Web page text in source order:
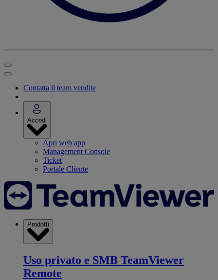
Contatta il team vendite
Accedi
Apri web app
Management Console
Ticket
Portale Cliente
Prodotti
Uso privato e SMB TeamViewer
Remote